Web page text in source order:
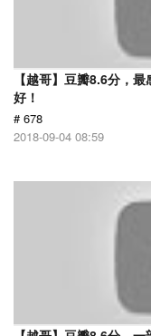
【越哥】豆瓣8.6分，
好！
# 678
2018-09-04 08:59